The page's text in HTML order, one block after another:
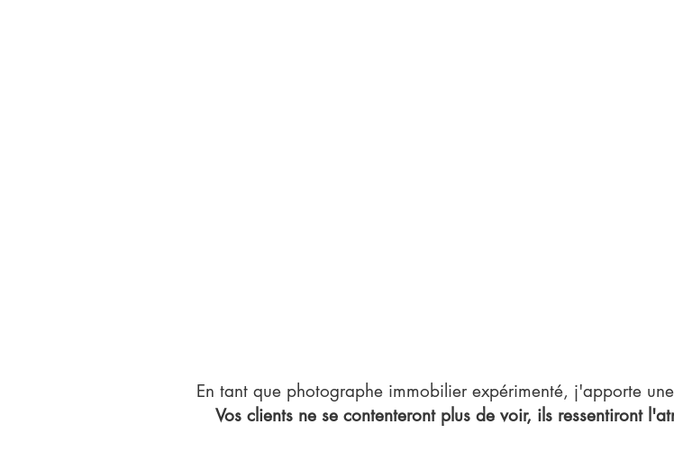
En tant que photographe immobilier expérimenté, j'apporte
Vos clients ne se contenteront plus de voir, ils ressentiront